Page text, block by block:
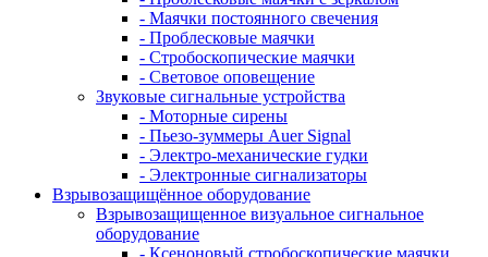
- Маячки постоянного свечения
- Проблесковые маячки
- Стробоскопические маячки
- Световое оповещение
Звуковые сигнальные устройства
- Моторные сирены
- Пьезо-зуммеры Auer Signal
- Электро-механические гудки
- Электронные сигнализаторы
Взрывозащищённое оборудование
Взрывозащищенное визуальное сигнальное
оборудование
- Ксеноновый стробоскопические маячки